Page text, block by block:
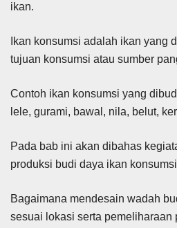
ikan.
Ikan konsumsi adalah ikan yang
tujuan konsumsi atau sumber
Contoh ikan konsumsi yang
lele, gurami, bawal, nila, belut,
Pada bab ini akan dibahas
produksi budi daya ikan
Bagaimana mendesain wadah
sesuai lokasi serta pemeliharaan